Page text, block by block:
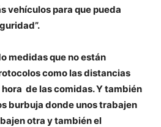
vehículos para que pueda
medidas que no están
como las distancias
de las comidas. Y también
burbuja donde unos trabajen
otra y también el